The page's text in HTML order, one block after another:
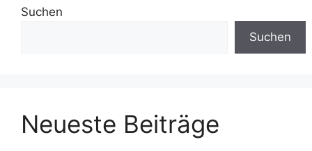
Suchen
Suchen
Neueste Beiträge